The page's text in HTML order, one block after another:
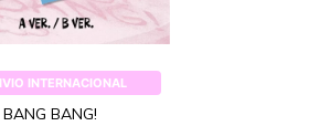
INTERNACIONAL
BANG!